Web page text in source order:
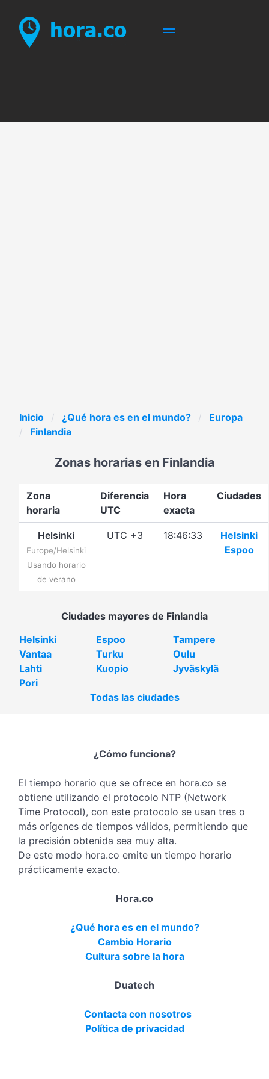
Inicio ¿Qué hora es en el mundo?
Europa
Finlandia
Zonas horarias en Finlandia
Zona
horaria
Diferencia
UTC
Hora
exacta
Ciudades
Helsinki
Europe/Helsinki
Usando horario
de verano
UTC +3 18:46:33
Helsinki
Espoo
Ciudades mayores de Finlandia
Helsinki
Espoo
Tampere
Vantaa
Turku
Oulu
Lahti
Kuopio
Jyväskylä
Pori
Todas las ciudades
¿Cómo funciona?
El tiempo horario que se ofrece en hora.co se
obtiene utilizando el protocolo NTP (Network
Time Protocol), con este protocolo se usan tres o
más orígenes de tiempos válidos, permitiendo que
la precisión obtenida sea muy alta.
De este modo hora.co emite un tiempo horario
prácticamente exacto.
Hora.co
¿Qué hora es en el mundo?
Cambio Horario
Cultura sobre la hora
Duatech
Contacta con nosotros
Política de privacidad